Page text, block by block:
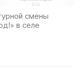
смены
в селе